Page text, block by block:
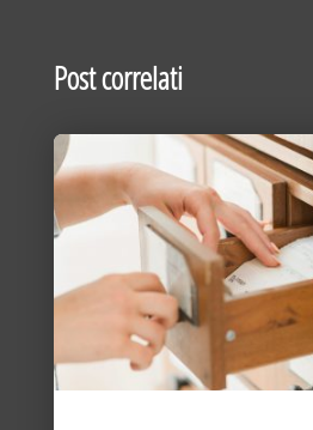
Post correlati